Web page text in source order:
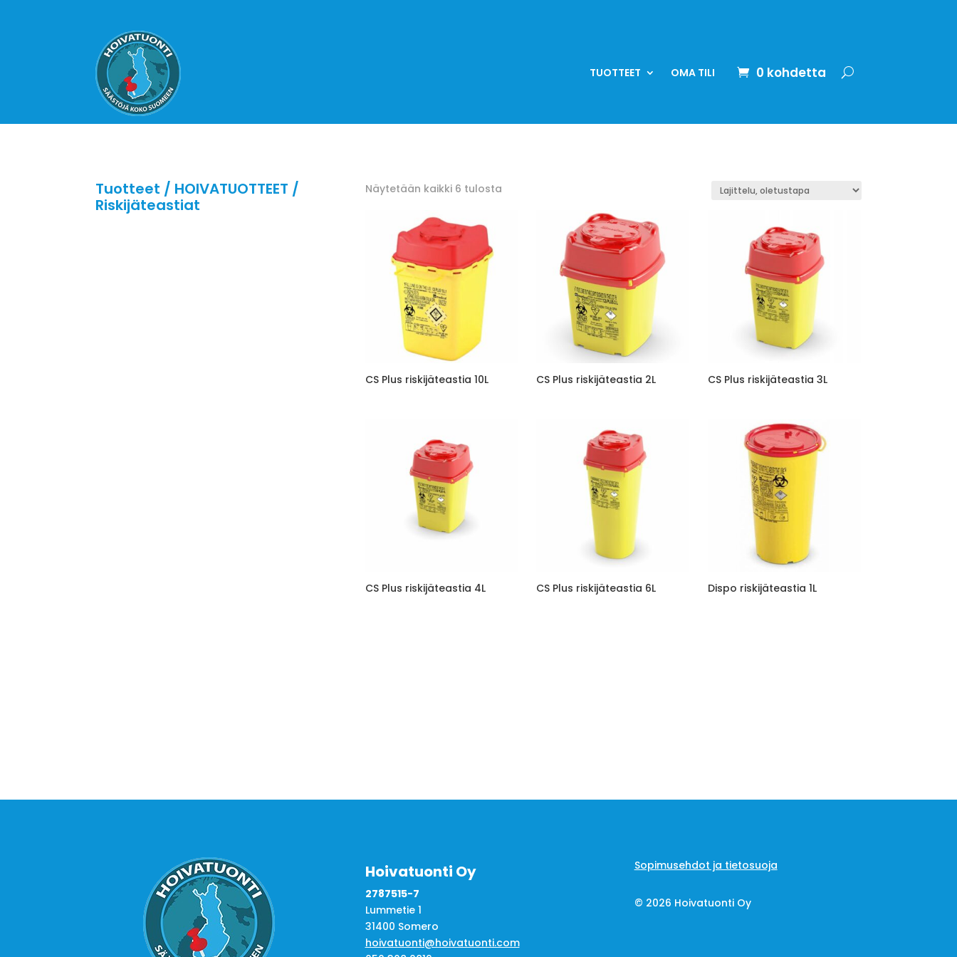
TUOTTEET OMA TILI 0 kohdetta
Tuotteet / HOIVATUOTTEET /
Riskijäteastiat
Näytetään kaikki 6 tulosta
CS Plus riskijäteastia 10L CS Plus riskijäteastia 2L CS Plus riskijäteastia 3L
CS Plus riskijäteastia 4L CS Plus riskijäteastia 6L Dispo riskijäteastia 1L
Hoivatuonti Oy
2787515-7
Lummetie 1
31400 Somero
hoivatuonti@hoivatuonti.com
Sopimusehdot ja tietosuoja
© 2026 Hoivatuonti Oy